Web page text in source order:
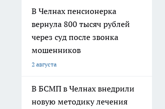
В Челнах пенсионерка
вернула 800 тысяч рублей
через суд после звонка
мошенников
2 августа
В БСМП в Челнах внедрили
новую методику лечения